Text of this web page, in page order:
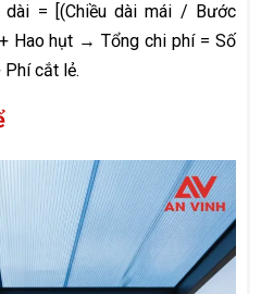
= [(Chiều dài mái / Bước
Hao hụt → Tổng chi phí = Số
cắt lẻ.